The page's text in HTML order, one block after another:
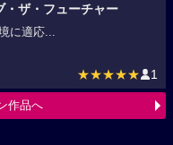
・ザ・フューチャー
に適応...
★★★★★ 1
作品へ